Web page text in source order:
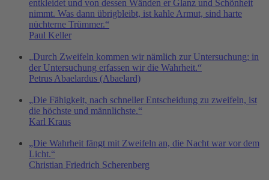
entkleidet und von dessen Wänden er Glanz und Schönheit
nimmt. Was dann übrigbleibt, ist kahle Armut, sind harte
nüchterne Trümmer.“
Paul Keller
„Durch Zweifeln kommen wir nämlich zur Untersuchung; in
der Untersuchung erfassen wir die Wahrheit.“
Petrus Abaelardus (Abaelard)
„Die Fähigkeit, nach schneller Entscheidung zu zweifeln, ist
die höchste und männlichste.“
Karl Kraus
„Die Wahrheit fängt mit Zweifeln an, die Nacht war vor dem
Licht.“
Christian Friedrich Scherenberg